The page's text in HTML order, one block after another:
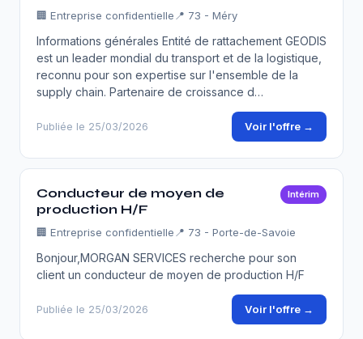
🏢 Entreprise confidentielle 📍 73 - Méry
Informations générales Entité de rattachement GEODIS
est un leader mondial du transport et de la logistique,
reconnu pour son expertise sur l'ensemble de la
supply chain. Partenaire de croissance d…
Publiée le 25/03/2026 Voir l'offre →
Conducteur de moyen de
production H/F
Intérim
🏢 Entreprise confidentielle 📍 73 - Porte-de-Savoie
Bonjour,MORGAN SERVICES recherche pour son
client un conducteur de moyen de production H/F
Publiée le 25/03/2026 Voir l'offre →